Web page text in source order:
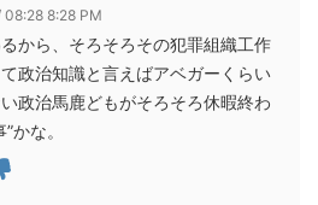
8:28 PM
から、そろそろその犯罪組織工作
政治知識と言えばアベガーくらい
政治馬鹿どもがそろそろ休暇終わ
かな。